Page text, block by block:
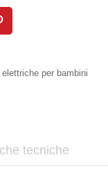
per bambini
tecniche